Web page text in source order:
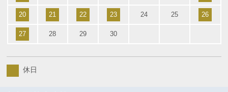
20 21 22 23 24 25 26
27 28 29 30
休日